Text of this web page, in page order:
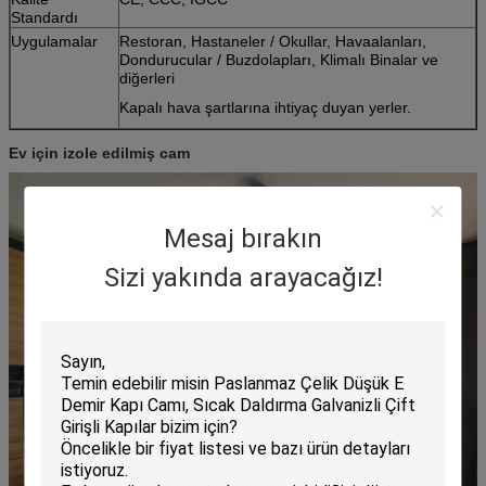
Mesaj bırakın
Sizi yakında arayacağız!
Standardı
Uygulamalar
Restoran, Hastaneler / Okullar, Havaalanları,
Dondurucular / Buzdolapları, Klimalı Binalar ve
diğerleri
Kapalı hava şartlarına ihtiyaç duyan yerler.
Ev için izole edilmiş cam